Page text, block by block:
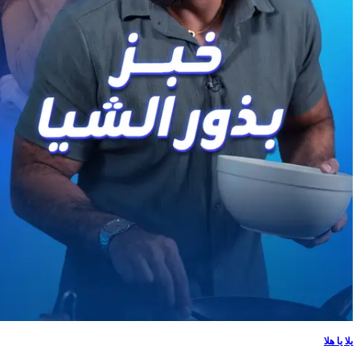
يلا يا هلا